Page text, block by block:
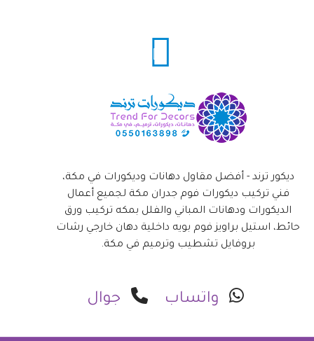
ديكور ترند - أفضل مقاول دهانات وديكورات في مكة،
فني تركيب ديكورات فوم جدران مكة لجميع أعمال
الديكورات ودهانات المباني والفلل بمكه تركيب ورق
حائط، استيل براويز فوم بويه داخلية دهان خارجي رشات
بروفايل تشطيب وترميم في مكة.
واتساب جوال